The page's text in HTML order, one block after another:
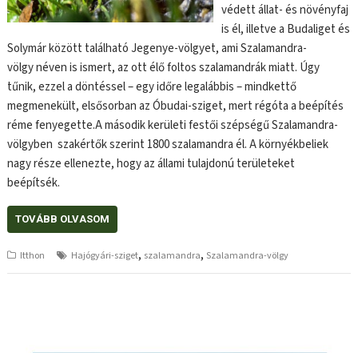
védett állat- és növényfaj
is él, illetve a Budaliget és
Solymár között található Jegenye-völgyet, ami Szalamandra-
völgy néven is ismert, az ott élő foltos szalamandrák miatt. Úgy
tűnik, ezzel a döntéssel – egy időre legalábbis – mindkettő
megmenekült, elsősorban az Óbudai-sziget, mert régóta a beépítés
réme fenyegette.A második kerületi festői szépségű Szalamandra-
völgyben szakértők szerint 1800 szalamandra él. A környékbeliek
nagy része ellenezte, hogy az állami tulajdonú területeket
beépítsék.
TOVÁBB OLVASOM
Itthon Hajógyári-sziget, szalamandra, Szalamandra-völgy